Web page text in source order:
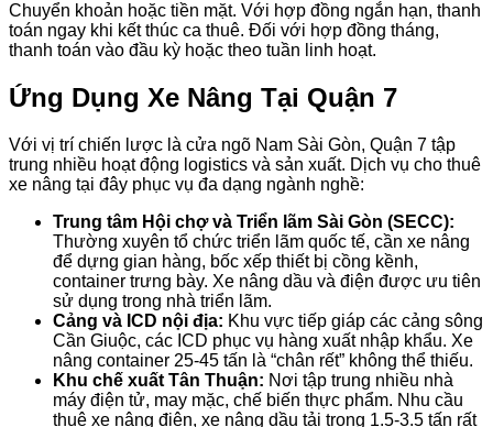
Chuyển khoản hoặc tiền mặt. Với hợp đồng ngắn hạn, thanh
toán ngay khi kết thúc ca thuê. Đối với hợp đồng tháng,
thanh toán vào đầu kỳ hoặc theo tuần linh hoạt.
Ứng Dụng Xe Nâng Tại Quận 7
Với vị trí chiến lược là cửa ngõ Nam Sài Gòn, Quận 7 tập
trung nhiều hoạt động logistics và sản xuất. Dịch vụ cho thuê
xe nâng tại đây phục vụ đa dạng ngành nghề:
Trung tâm Hội chợ và Triển lãm Sài Gòn (SECC):
Thường xuyên tổ chức triển lãm quốc tế, cần xe nâng
để dựng gian hàng, bốc xếp thiết bị cồng kềnh,
container trưng bày. Xe nâng dầu và điện được ưu tiên
sử dụng trong nhà triển lãm.
Cảng và ICD nội địa: Khu vực tiếp giáp các cảng sông
Cần Giuộc, các ICD phục vụ hàng xuất nhập khẩu. Xe
nâng container 25-45 tấn là “chân rết” không thể thiếu.
Khu chế xuất Tân Thuận: Nơi tập trung nhiều nhà
máy điện tử, may mặc, chế biến thực phẩm. Nhu cầu
thuê xe nâng điện, xe nâng dầu tải trọng 1.5-3.5 tấn rất